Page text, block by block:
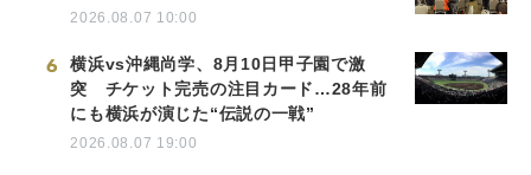
2026.08.07 10:00
6
横浜vs沖縄尚学、8月10日甲子園で激
突 チケット完売の注目カード…28年前
にも横浜が演じた“伝説の一戦”
2026.08.07 19:00